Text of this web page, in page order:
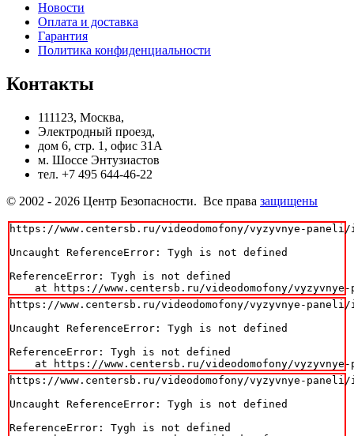
Новости
Оплата и доставка
Гарантия
Политика конфиденциальности
Контакты
111123, Москва,
Электродный проезд,
дом 6, стр. 1, офис 31А
м. Шоссе Энтузиастов
тел. +7 495 644-46-22
© 2002 - 2026 Центр Безопасности. Все права защищены
https://www.centersb.ru/videodomofony/vyzyvnye-
Uncaught ReferenceError: Tygh is not defined
ReferenceError: Tygh is not defined
at https://www.centersb.ru/videodomofony/
https://www.centersb.ru/videodomofony/vyzyvnye-
Uncaught ReferenceError: Tygh is not defined
ReferenceError: Tygh is not defined
at https://www.centersb.ru/videodomofony/
https://www.centersb.ru/videodomofony/vyzyvnye-
Uncaught ReferenceError: Tygh is not defined
ReferenceError: Tygh is not defined